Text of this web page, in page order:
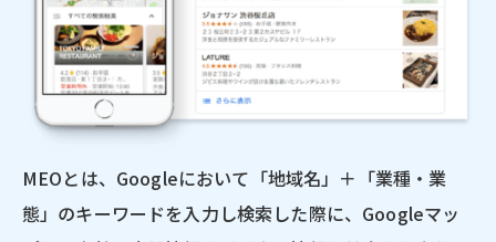
MEOとは、Googleにおいて「地域名」＋「業種・業
態」のキーワードを入力し検索した際に、 Googleマッ